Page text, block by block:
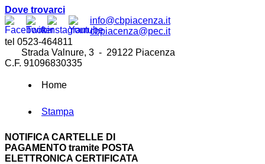
Dove trovarci
info@cbpiacenza.it
cbpiacenza@pec.it
tel 0523-464811
Strada Valnure, 3 - 29122 Piacenza
C.F. 91096830335
Home
Stampa
NOTIFICA CARTELLE DI
PAGAMENTO tramite POSTA
ELETTRONICA CERTIFICATA